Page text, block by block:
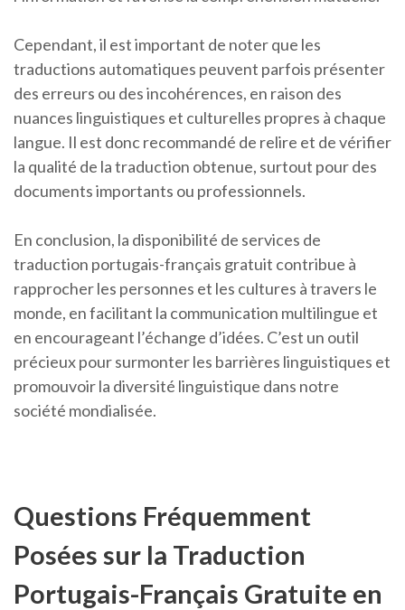
Cependant, il est important de noter que les
traductions automatiques peuvent parfois présenter
des erreurs ou des incohérences, en raison des
nuances linguistiques et culturelles propres à chaque
langue. Il est donc recommandé de relire et de vérifier
la qualité de la traduction obtenue, surtout pour des
documents importants ou professionnels.
En conclusion, la disponibilité de services de
traduction portugais-français gratuit contribue à
rapprocher les personnes et les cultures à travers le
monde, en facilitant la communication multilingue et
en encourageant l’échange d’idées. C’est un outil
précieux pour surmonter les barrières linguistiques et
promouvoir la diversité linguistique dans notre
société mondialisée.
Questions Fréquemment
Posées sur la Traduction
Portugais-Français Gratuite en